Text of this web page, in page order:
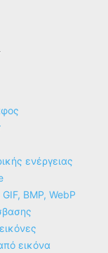
ενέργειας
BMP, WebP
εικόνα